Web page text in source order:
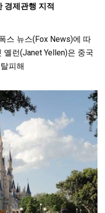
경제관행 지적
스 뉴스(Fox News)에 따
런(Janet Yellen)은 중국
피해